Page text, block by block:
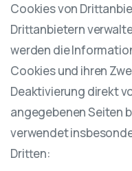
Cookies von
Drittanbietern
werden die
Cookies und ihren
Deaktivierung direkt
angegebenen Seiten
verwendet
Dritten: